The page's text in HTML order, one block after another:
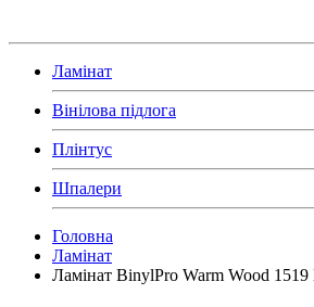
Ламінат
Вінілова підлога
Плінтус
Шпалери
Головна
Ламінат
Ламінат BinylPro Warm Wood